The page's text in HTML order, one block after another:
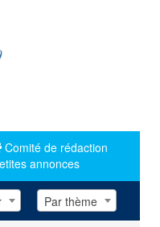
Comité de rédaction
annonces
Par thème